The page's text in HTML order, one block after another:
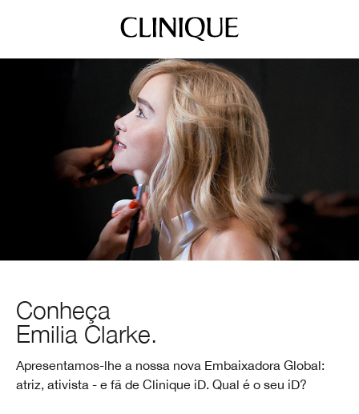
Conheça
Emilia Clarke.
Apresentamos-lhe a nossa nova Embaixadora Global:
atriz, ativista - e fã de Clinique iD. Qual é o seu iD?